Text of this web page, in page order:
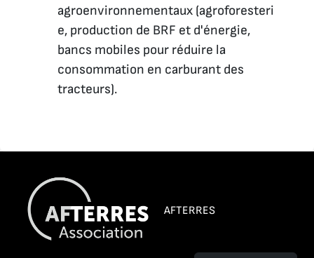
agroenvironnementaux (agroforesteri
e, production de BRF et d'énergie,
bancs mobiles pour réduire la
consommation en carburant des
tracteurs).
AFTERRES